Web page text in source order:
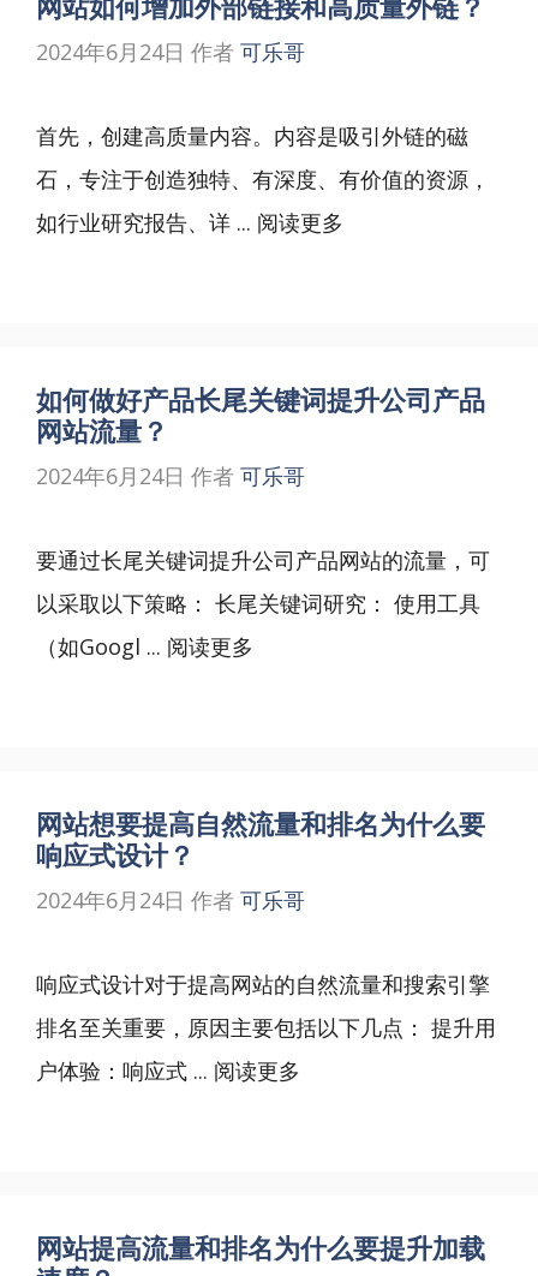
2024年6月24日 作者 可乐哥
首先，创建高质量内容。内容是吸引外链的磁
石，专注于创造独特、有深度、有价值的资源，
如行业研究报告、详 ... 阅读更多
如何做好产品长尾关键词提升公司产品
网站流量？
2024年6月24日 作者 可乐哥
要通过长尾关键词提升公司产品网站的流量，可
以采取以下策略： 长尾关键词研究： 使用工具
（如Googl ... 阅读更多
网站想要提高自然流量和排名为什么要
响应式设计？
2024年6月24日 作者 可乐哥
响应式设计对于提高网站的自然流量和搜索引擎
排名至关重要，原因主要包括以下几点： 提升用
户体验：响应式 ... 阅读更多
网站提高流量和排名为什么要提升加载